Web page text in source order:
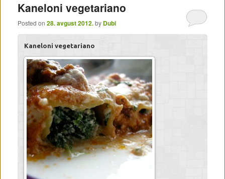
Kaneloni vegetariano
Posted on 28. avgust 2012.by Dubi
Kaneloni vegetariano